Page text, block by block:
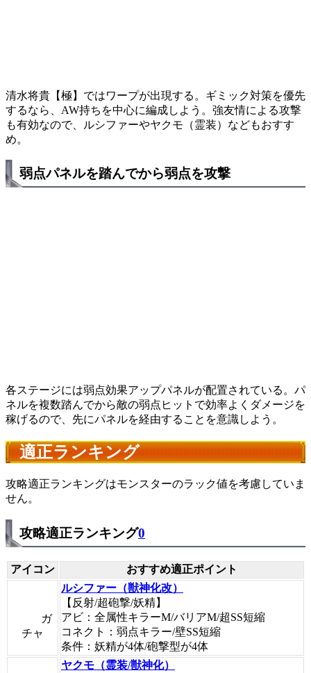
清水将貴【極】ではワープが出現する。ギミック対策を優先
するなら、AW持ちを中心に編成しよう。強友情による攻撃
も有効なので、ルシファーやヤクモ（霊装）などもおすす
め。
弱点パネルを踏んでから弱点を攻撃
各ステージには弱点効果アップパネルが配置されている。パ
ネルを複数踏んでから敵の弱点ヒットで効率よくダメージを
稼げるので、先にパネルを経由することを意識しよう。
適正ランキング
攻略適正ランキングはモンスターのラック値を考慮していま
せん。
攻略適正ランキング0
アイコン おすすめ適正ポイント
ガ
チャ
ルシファー（獣神化改）
【反射/超砲撃/妖精】
アビ：全属性キラーM/バリアM/超SS短縮
コネクト：弱点キラー/壁SS短縮
条件：妖精が4体/砲撃型が4体
ヤクモ（霊装/獣神化）